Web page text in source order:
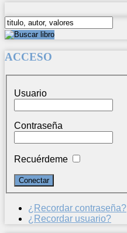
ACCESO
Usuario
Contraseña
Recuérdeme
¿Recordar contraseña?
¿Recordar usuario?